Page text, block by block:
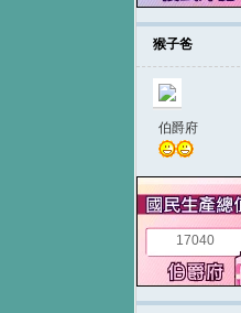
猴子爸
伯爵府
17040